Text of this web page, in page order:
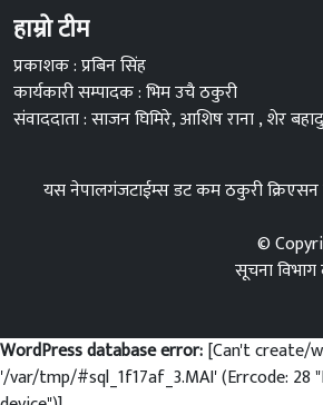
हाम्रो टीम
प्रकाशक : प्रबिन सिंह
कार्यकारी सम्पादक : भिम उचै ठकुरी
संवाददाता : साजन घिमिरे, आशिष राना , शेर
यस नेपालगंजटाईम्स डट कम ठकुरी क्रिएसन
©
सूचना
WordPress database error:[Can't create/
'/var/tmp/#sql_1f17af_3.MAI' (Errcode: 28